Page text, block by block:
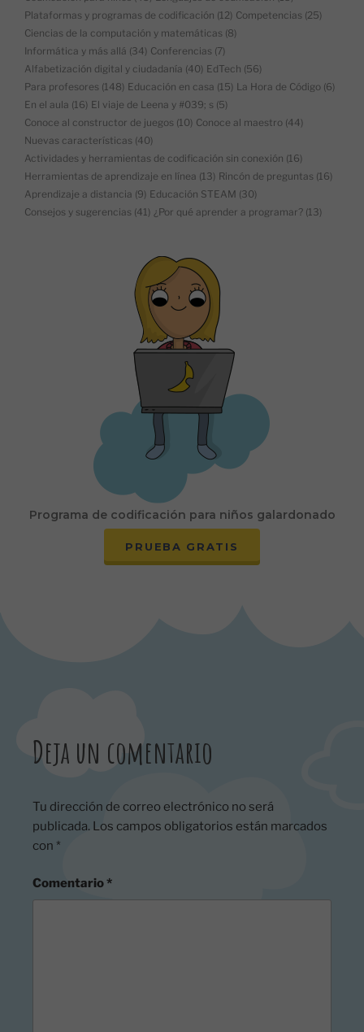
Plataformas y programas de codificación (12) Competencias (25)
Ciencias de la computación y matemáticas (8)
Informática y más allá (34) Conferencias (7)
Alfabetización digital y ciudadanía (40) EdTech (56)
Para profesores (148) Educación en casa (15) La Hora de Código (6)
En el aula (16) El viaje de Leena y #039; s (5)
Conoce al constructor de juegos (10) Conoce al maestro (44)
Nuevas características (40)
Actividades y herramientas de codificación sin conexión (16)
Herramientas de aprendizaje en línea (13) Rincón de preguntas (16)
Aprendizaje a distancia (9) Educación STEAM (30)
Consejos y sugerencias (41) ¿Por qué aprender a programar? (13)
Programa de codificación para niños galardonado
PRUEBA GRATIS
Deja un comentario
Tu dirección de correo electrónico no será
publicada. Los campos obligatorios están marcados
con *
Comentario*